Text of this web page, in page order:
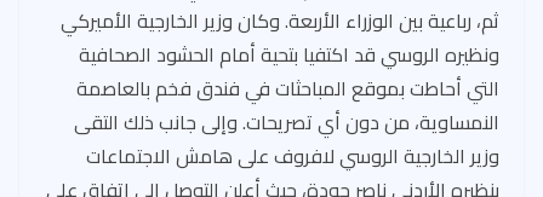
ثم، رباعية بين الوزراء الأربعة. وكان وزير الخارجية الأميركي
ونظيره الروسي قد اكتفيا بتحية أمام الحشود الصحافية
التي أحاطت بموقع المباحثات في فندق فخم بالعاصمة
النمساوية، من دون أي تصريحات. وإلى جانب ذلك التقى
وزير الخارجية الروسي لافروف على هامش الاجتماعات
بنظيره الأردني ناصر جودة، حيث أعلن التوصل إلى اتفاق على